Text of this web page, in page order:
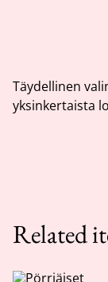
Täydellinen
yksinkertaista
Related